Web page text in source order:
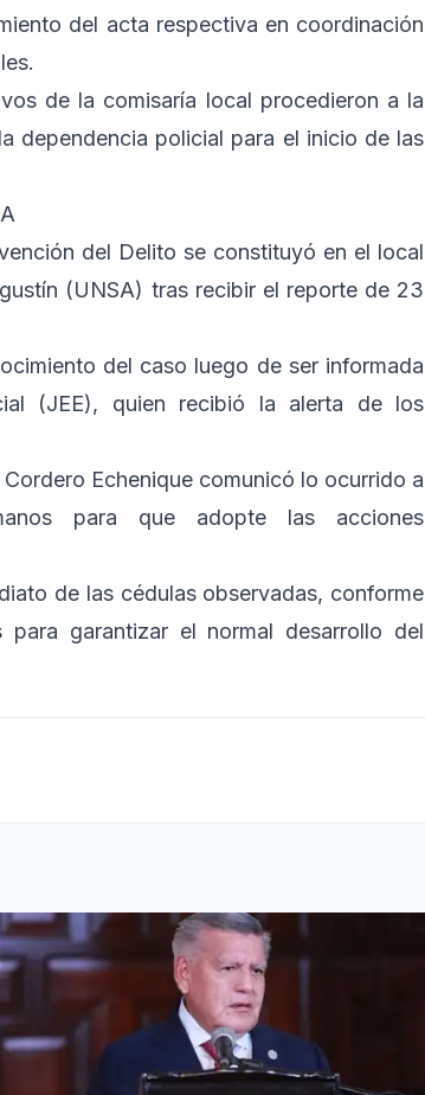
del acta respectiva en coordinación
de la comisaría local procedieron a la
dependencia policial para el inicio de las
del Delito se constituyó en el local
(UNSA) tras recibir el reporte de 23
del caso luego de ser informada
(JEE), quien recibió la alerta de los
Echenique comunicó lo ocurrido a
para que adopte las acciones
de las cédulas observadas, conforme
garantizar el normal desarrollo del